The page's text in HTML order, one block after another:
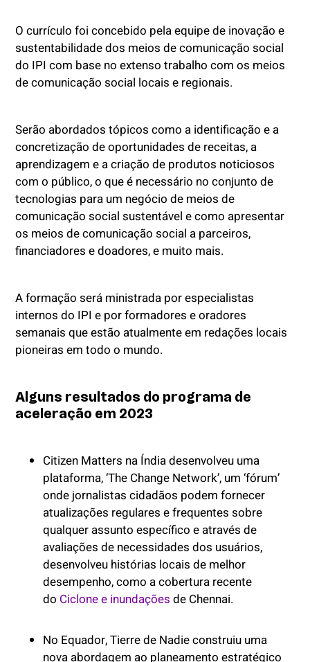
O currículo foi concebido pela equipe de inovação e
sustentabilidade dos meios de comunicação social
do IPI com base no extenso trabalho com os meios
de comunicação social locais e regionais.
Serão abordados tópicos como a identificação e a
concretização de oportunidades de receitas, a
aprendizagem e a criação de produtos noticiosos
com o público, o que é necessário no conjunto de
tecnologias para um negócio de meios de
comunicação social sustentável e como apresentar
os meios de comunicação social a parceiros,
financiadores e doadores, e muito mais.
A formação será ministrada por especialistas
internos do IPI e por formadores e oradores
semanais que estão atualmente em redações locais
pioneiras em todo o mundo.
Alguns resultados do programa de
aceleração em 2023
Citizen Matters na Índia desenvolveu uma
plataforma, ‘The Change Network’, um ‘fórum’
onde jornalistas cidadãos podem fornecer
atualizações regulares e frequentes sobre
qualquer assunto específico e através de
avaliações de necessidades dos usuários,
desenvolveu histórias locais de melhor
desempenho, como a cobertura recente
do Ciclone e inundações de Chennai.
No Equador, Tierre de Nadie construiu uma
nova abordagem ao planeamento estratégico